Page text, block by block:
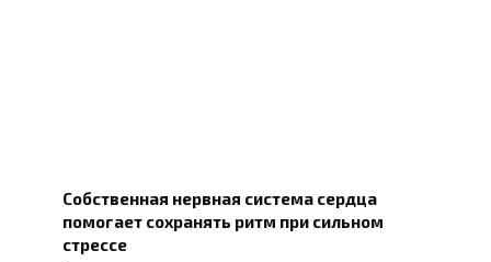
Собственная нервная система сердца
помогает сохранять ритм при сильном
стрессе